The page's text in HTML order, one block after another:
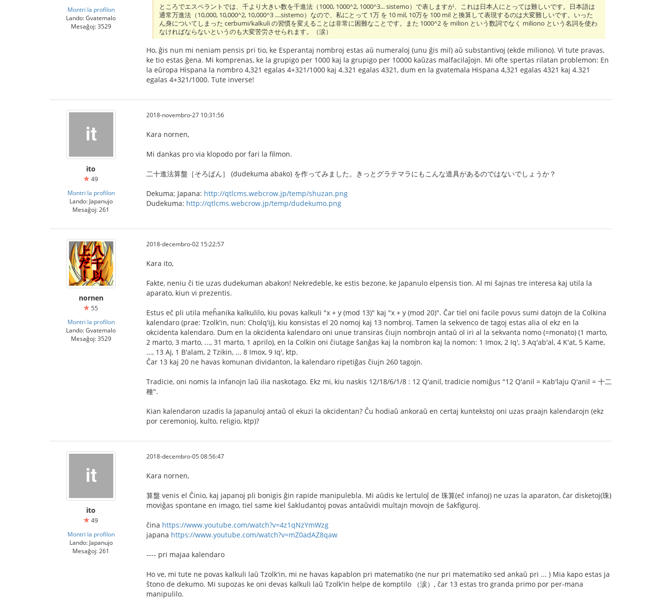
Montri la profilon
Lando: Gvatemalo
Mesaĝoj: 3529
ところでエスペラントでは、千より大きい数を千進法（1000, 1000^2, 1000^3... sistemo）で表しますが、これは日本人にとっては難しいです。日本語は
通常万進法（10,000, 10,000^2, 10,000^3 ....sistemo）なので、私にとって 1万 を 10 mil, 10万を 100 mil と換算して表現するのは大変難しいです。いった
ん身についてしまった cerbumi/kalkuli の習慣を変えることは非常に困難なことです。また 1000^2 を milion という数詞でなく miliono という名詞を使わ
なければならないというのも大変苦労させられます。（涙）
Ho, ĝis nun mi neniam pensis pri tio, ke Esperantaj nombroj estas aŭ numeraloj (unu ĝis mil) aŭ substantivoj (ekde miliono). Vi tute pravas,
ke tio estas ĝena. Mi komprenas, ke la grupigo per 1000 kaj la grupigo per 10000 kaŭzas malfacilaĵojn. Mi ofte spertas rilatan problemon: En
la eŭropa Hispana la nombro 4,321 egalas 4+321/1000 kaj 4.321 egalas 4321, dum en la gvatemala Hispana 4,321 egalas 4321 kaj 4.321
egalas 4+321/1000. Tute inverse!
ito
49
Montri la profilon
Lando: Japanujo
Mesaĝoj: 261
2018-novembro-27 10:31:56
Kara nornen,
Mi dankas pro via klopodo por fari la filmon.
二十進法算盤［そろばん］ (dudekuma abako) を作ってみました。きっとグラテマラにもこんな道具があるのではないでしょうか？
Dekuma; Japana: http://qtlcms.webcrow.jp/temp/shuzan.png
Dudekuma: http://qtlcms.webcrow.jp/temp/dudekumo.png
nornen
55
Montri la profilon
Lando: Gvatemalo
Mesaĝoj: 3529
2018-decembro-02 15:22:57
Kara ito,
Fakte, neniu ĉi tie uzas dudekuman abakon! Nekredeble, ke estis bezone, ke Japanulo elpensis tion. Al mi ŝajnas tre interesa kaj utila la
aparato, kiun vi prezentis.
Estus eĉ pli utila meĥanika kalkulilo, kiu povas kalkuli "x + y (mod 13)" kaj "x + y (mod 20)". Ĉar tiel oni facile povus sumi datojn de la Colkina
kalendaro (prae: Tzolk'in, nun: Cholq'ij), kiu konsistas el 20 nomoj kaj 13 nombroj. Tamen la sekvenco de tagoj estas alia ol ekz en la
okcidenta kalendaro. Dum en la okcidenta kalendaro oni unue transiras ĉiujn nombrojn antaŭ ol iri al la sekvanta nomo (=monato) (1 marto,
2 marto, 3 marto, ..., 31 marto, 1 aprilo), en la Colkin oni ĉiutage ŝanĝas kaj la nombron kaj la nomon: 1 Imox, 2 Iq', 3 Aq'ab'al, 4 K'at, 5 Kame,
..., 13 Aj, 1 B'alam, 2 Tzikin, ... 8 Imox, 9 Iq', ktp.
Ĉar 13 kaj 20 ne havas komunan dividanton, la kalendaro ripetiĝas ĉiujn 260 tagojn.
Tradicie, oni nomis la infanojn laŭ ilia naskotago. Ekz mi, kiu naskis 12/18/6/1/8 : 12 Q'anil, tradicie nomiĝus "12 Q'anil = Kab'laju Q'anil = 十二
種".
Kian kalendaron uzadis la Japanuloj antaŭ ol ekuzi la okcidentan? Ĉu hodiaŭ ankoraŭ en certaj kuntekstoj oni uzas praajn kalendarojn (ekz
por ceremonioj, kulto, religio, ktp)?
ito
49
Montri la profilon
Lando: Japanujo
Mesaĝoj: 261
2018-decembro-05 08:56:47
Kara nornen,
算盤 venis el Ĉinio, kaj japanoj pli bonigis ĝin rapide manipulebla. Mi aŭdis ke lertuloĵ de 珠算(eĉ infanoj) ne uzas la aparaton, ĉar disketoj(珠)
moviĝas spontane en imago, tiel same kiel ŝakludantoj povas antaŭvidi multajn movojn de ŝakfiguroj.
ĉina https://www.youtube.com/watch?v=4z1qNzYmWzg
japana https://www.youtube.com/watch?v=mZ0adAZ8qaw
---- pri majaa kalendaro
Ho ve, mi tute ne povas kalkuli laŭ Tzolk'in, mi ne havas kapablon pri matematiko (ne nur pri matematiko sed ankaŭ pri ... ) Mia kapo estas ja
ŝtono de dekumo. Mi supozas ke oni devas kalkuli laŭ Tzolk'in helpe de komptilo （涙）, ĉar 13 estas tro granda primo por per-mana
manipulilo.